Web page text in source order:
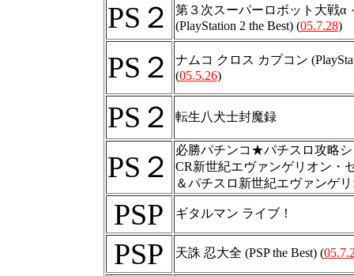
PS２
第３次スーパーロボット大戦α
(PlayStation 2 the Best) (05.7.28)
PS２
ナムコ クロス カプコン
(05.5.26)
PS２ 転生八犬士封魔録
PS２
必勝パチンコ★パチスロ攻略シ
CR新世紀エヴァンゲリオン・
＆パチスロ新世紀エヴァンゲ
PSP ギタルマン ライブ！
PSP 天誅 忍大全 (PSP the Best) (